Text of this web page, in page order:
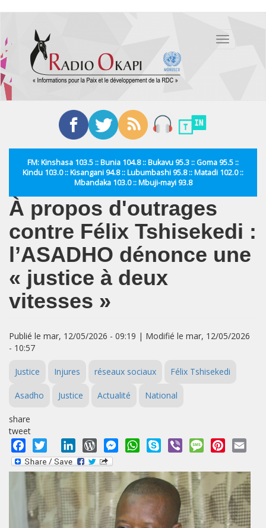
contenu
principal
Toggle
FM: Kinshasa 103.5 :: Bunia 104.8 :: Bukavu 95.3 :: Goma 95.5 ::
Kindu 103.0 :: Kisangani 94.8 :: Lubumbashi 95.8 :: Matadi 102.0 ::
Mbandaka 103.0 :: Mbuji-mayi 93.8
À propos d'outrages
contre Félix Tshisekedi :
l’ASADHO dénonce une
« justice à deux
vitesses »
Publié le mar, 12/05/2026 - 09:19 | Modifié le mar, 12/05/2026
- 10:57
Justice Injures réseaux sociaux Félix Tshisekedi
Asadho Justice Actualité National
share
tweet
Facebook
Twitter LinkedInWordPressMessengerWhatsApp
Skype Viber MessagePinterest